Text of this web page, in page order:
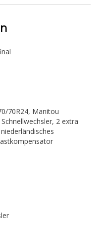
70R24, Manitou
2 extra